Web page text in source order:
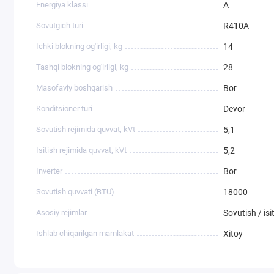
Energiya klassi A
Sovutgich turi R410A
Ichki blokning og'irligi, kg 14
Tashqi blokning og'irligi, kg 28
Masofaviy boshqarish Bor
Konditsioner turi Devor
Sovutish rejimida quvvat, kVt 5,1
Isitish rejimida quvvat, kVt 5,2
Inverter Bor
Sovutish quvvati (BTU) 18000
Asosiy rejimlar Sovutish /
Ishlab chiqarilgan mamlakat Xitoy